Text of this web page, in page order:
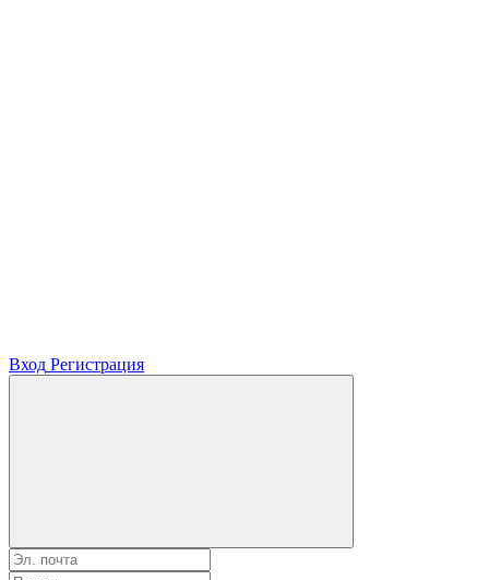
Вход Регистрация